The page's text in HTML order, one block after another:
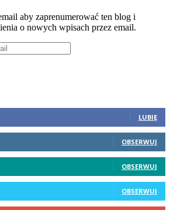
aby zaprenumerować ten blog i
o nowych wpisach przez email.
LUBIĘ
OBSERWUJ
OBSERWUJ
OBSERWUJ